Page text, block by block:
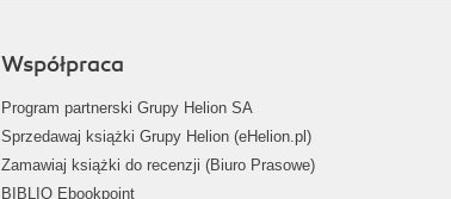
Współpraca
Program partnerski Grupy Helion SA
Sprzedawaj książki Grupy Helion (eHelion.pl)
Zamawiaj książki do recenzji (Biuro Prasowe)
BIBLIO Ebookpoint